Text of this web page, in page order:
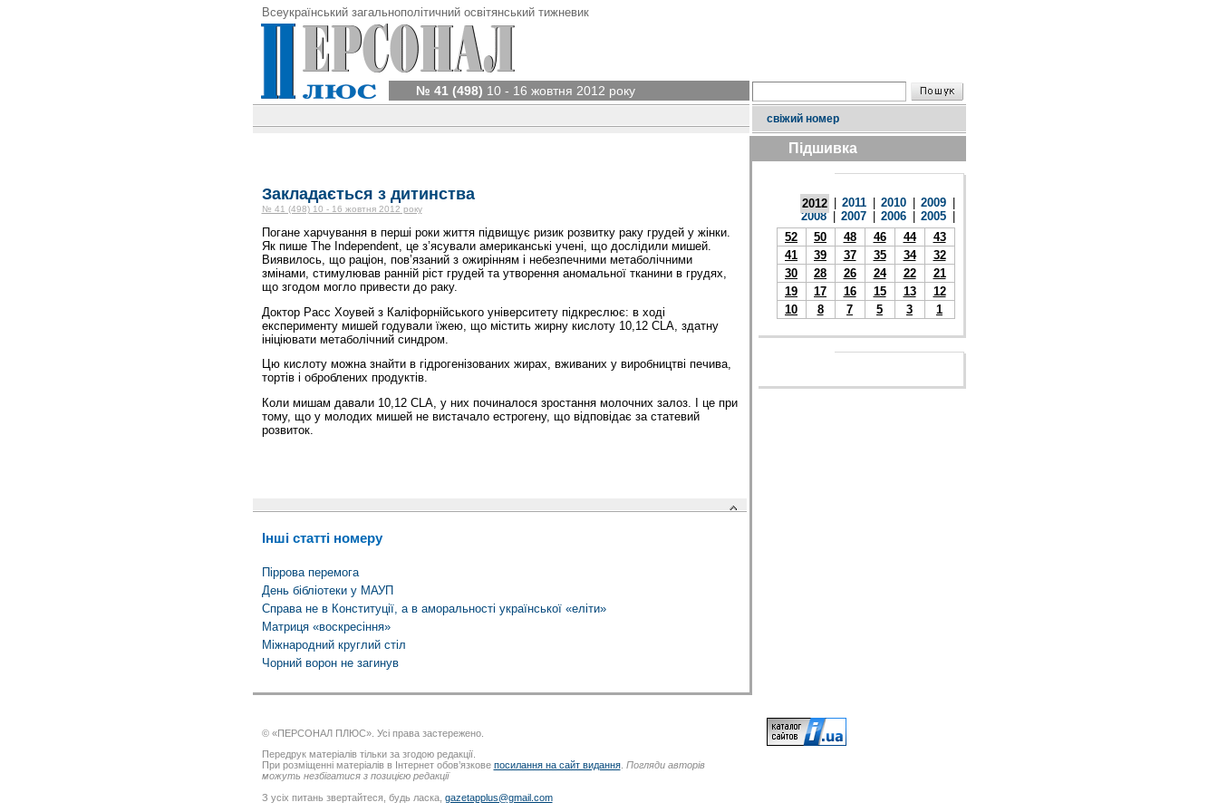
Всеукраїнський загальнополітичний освітянський тижневик
№ 41 (498) 10 - 16 жовтня 2012 року
свіжий номер
Закладається з дитинства
№ 41 (498) 10 - 16 жовтня 2012 року
Погане харчування в перші роки життя підвищує ризик розвитку раку грудей у жінки.
Як пише The Independent, це з’ясували американські учені, що дослідили мишей.
Виявилось, що раціон, пов’язаний з ожирінням і небезпечними метаболічними
змінами, стимулював ранній ріст грудей та утворення аномальної тканини в грудях,
що згодом могло привести до раку.
Доктор Расс Хоувей з Каліфорнійського університету підкреслює: в ході
експерименту мишей годували їжею, що містить жирну кислоту 10,12 CLA, здатну
ініціювати метаболічний синдром.
Цю кислоту можна знайти в гідрогенізованих жирах, вживаних у виробництві печива,
тортів і оброблених продуктів.
Коли мишам давали 10,12 CLA, у них починалося зростання молочних залоз. І це при
тому, що у молодих мишей не вистачало естрогену, що відповідає за статевий
розвиток.
Інші статті номеру
Піррова перемога
День бібліотеки у МАУП
Справа не в Конституції, а в аморальності української «еліти»
Матриця «воскресіння»
Міжнародний круглий стіл
Чорний ворон не загинув
Підшивка
2012 2011 2010 2009
2008 | 2007 2006 2005
52
50 48 46 44
43
41
39 37 35 34
32
30
28 26 24 22
21
19
17 16 15 13
12
10
8 7 5 3 1
© «ПЕРСОНАЛ ПЛЮС». Усі права застережено.
Передрук матеріалів тільки за згодою редакції.
При розміщенні матеріалів в Інтернет обов’язкове посилання на сайт видання. Погляди авторів
можуть незбігатися з позицією редакції
З усіх питань звертайтеся, будь ласка, gazetapplus@gmail.com